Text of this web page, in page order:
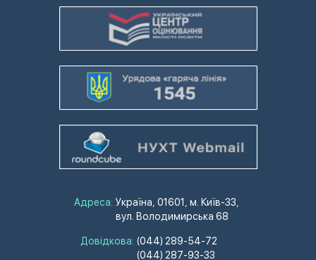
Адреса: Україна, 01601, м. Київ-33,
вул. Володимирська 68
Довідкова: (044) 289-54-72
(044) 287-93-33